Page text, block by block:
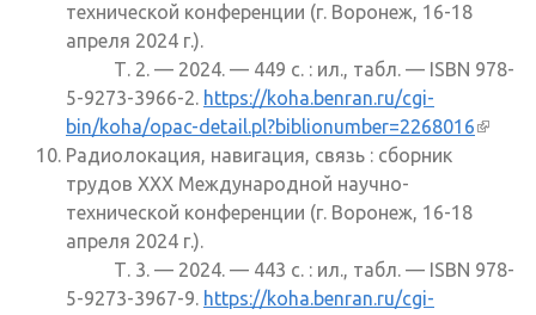
технической конференции (г. Воронеж, 16-18
апреля 2024 г.).
Т. 2. — 2024. — 449 с. : ил., табл. — ISBN 978-
5-9273-3966-2. https://koha.benran.ru/cgi-
bin/koha/opac-detail.pl?biblionumber=2268016
Радиолокация, навигация, связь : сборник
трудов XXX Международной научно-
технической конференции (г. Воронеж, 16-18
апреля 2024 г.).
Т. 3. — 2024. — 443 с. : ил., табл. — ISBN 978-
5-9273-3967-9. https://koha.benran.ru/cgi-